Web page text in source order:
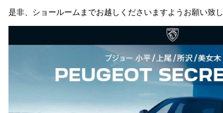
是非、ショールームまでお越しくださいますようお願い致